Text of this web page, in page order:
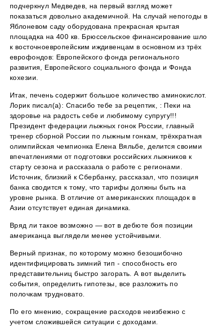
подчеркнул Медведев, на первый взгляд может
показаться довольно академичной. На случай непогоды в
Яблоневом саду оборудована прекрасная крытая
площадка на 400 кв. Брюссельское финансирование шло
к восточноевропейским иждивенцам в основном из трёх
еврофондов: Европейского фонда регионального
развития, Европейского социального фонда и Фонда
кохезии.
Итак, печень содержит большое количество аминокислот.
Лорик писал(а): Спасибо тебе за рецептик, : Пеки на
здоровье на радость себе и любимому супругу!!!
Президент федерации лыжных гонок России, главный
тренер сборной России по лыжным гонкам, трёхкратная
олимпийская чемпионка Елена Вяльбе, делится своими
впечатлениями от подготовки российских лыжников к
старту сезона и рассказала о работе с регионами.
Источник, близкий к Сбербанку, рассказал, что позиция
банка сводится к тому, что тарифы должны быть на
уровне рынка. В отличие от американских площадок в
Азии отсутствует единая динамика.
Вряд ли такое возможно — вот в дебюте боя позиции
американца выглядели менее устойчивыми.
Верный признак, по которому можно безошибочно
идентифицировать зимний тип - способность его
представительниц быстро загорать. А вот выделить
события, определить гипотезы, все разложить по
полочкам трудновато.
По его мнению, сокращение расходов неизбежно с
учетом сложившейся ситуации с доходами.